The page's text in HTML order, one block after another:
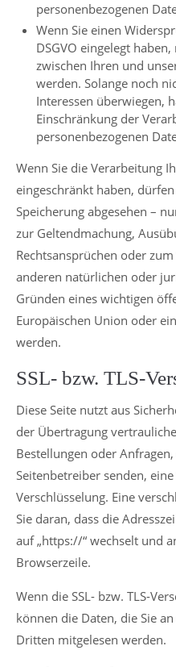
personenbezogenen
Wenn Sie einen
DSGVO eingelegt
zwischen Ihren und
werden. Solange noch
Interessen überwiegen,
Einschränkung der
personenbezogenen
Wenn Sie die Verarbeitung
eingeschränkt haben,
Speicherung abgesehen –
zur Geltendmachung,
Rechtsansprüchen oder
anderen natürlichen oder
Gründen eines wichtigen
Europäischen Union oder
werden.
SSL- bzw. TLS-
Diese Seite nutzt aus
der Übertragung
Bestellungen oder
Seitenbetreiber senden, eine
Verschlüsselung. Eine
Sie daran, dass die
auf „https://“ wechselt und
Browserzeile.
Wenn die SSL- bzw. TLS-
können die Daten, die Sie
Dritten mitgelesen werden.